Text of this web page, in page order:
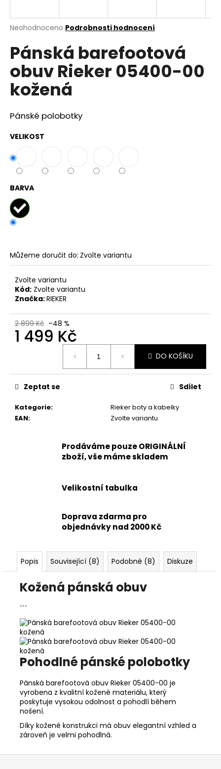
Průměrné
produktu
je
z
5
hvězdiček.
Neohodnoceno Podrobnosti hodnocení
Pánská barefootová
obuv Rieker 05400-00
kožená
Pánské polobotky
VELIKOST
BARVA
Můžeme doručit do: Zvolte variantu
Zvolte variantu
Kód: Zvolte variantu
Značka:RIEKER
2 899 Kč –48 %
1 499 Kč
DO KOŠÍKU
Kategorie:
Rieker boty a kabelky
EAN: Zvolte variantu
Zeptat se Sdílet
Prodáváme pouze ORIGINÁLNÍ
zboží, vše máme skladem
Velikostní tabulka
Doprava zdarma pro
objednávky nad 2000 Kč
Popis Související (8) Podobné (8) Diskuze
Kožená pánská obuv
```
Pohodlné pánské polobotky
Pánská barefootová obuv Rieker 05400-00 je
vyrobena z kvalitní kožené materiálu, který
poskytuje vysokou odolnost a pohodlí během
nošení.
Díky kožené konstrukci má obuv elegantní vzhled a
zároveň je velmi pohodlná.
j
t
?
D
o
r
u
č
e
m
e
NAZOUVÁKY
ŽABKY
INBLU
ZO19
899
Z